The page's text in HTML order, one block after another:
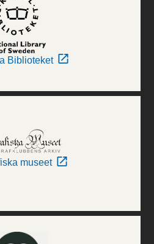
Biblioteket
museet